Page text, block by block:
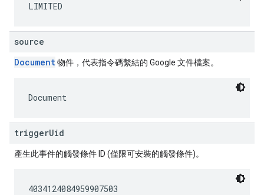
LIMITED
source
Document物件，代表指令碼繫結的 Google 文件檔案。
Document
triggerUid
產生此事件的觸發條件 ID (僅限可安裝的觸發條件)。
4034124084959907503